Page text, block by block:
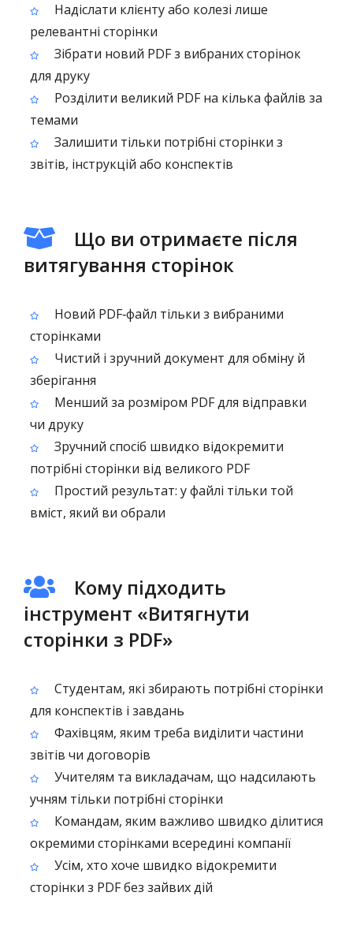
Надіслати клієнту або колезі лише
релевантні сторінки
Зібрати новий PDF з вибраних сторінок
для друку
Розділити великий PDF на кілька файлів за
темами
Залишити тільки потрібні сторінки з
звітів, інструкцій або конспектів
Що ви отримаєте після
витягування сторінок
Новий PDF‑файл тільки з вибраними
сторінками
Чистий і зручний документ для обміну й
зберігання
Менший за розміром PDF для відправки
чи друку
Зручний спосіб швидко відокремити
потрібні сторінки від великого PDF
Простий результат: у файлі тільки той
вміст, який ви обрали
Кому підходить
інструмент «Витягнути
сторінки з PDF»
Студентам, які збирають потрібні сторінки
для конспектів і завдань
Фахівцям, яким треба виділити частини
звітів чи договорів
Учителям та викладачам, що надсилають
учням тільки потрібні сторінки
Командам, яким важливо швидко ділитися
окремими сторінками всередині компанії
Усім, хто хоче швидко відокремити
сторінки з PDF без зайвих дій